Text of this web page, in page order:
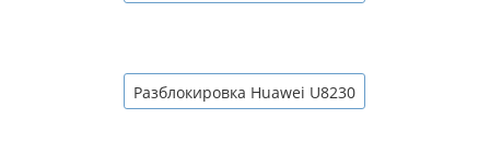
Разблокировка Huawei U8230